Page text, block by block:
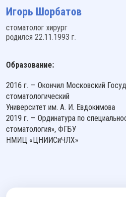
Игорь Шорбатов
стоматолог хирург
родился 22.11.1993 г.
Образование:
2016 г. — Окончил Московский
стоматологический
Университет им. А. И. Евдокимова
2019 г. — Ординатура по
стоматология», ФГБУ
НМИЦ «ЦНИИСиЧЛХ»